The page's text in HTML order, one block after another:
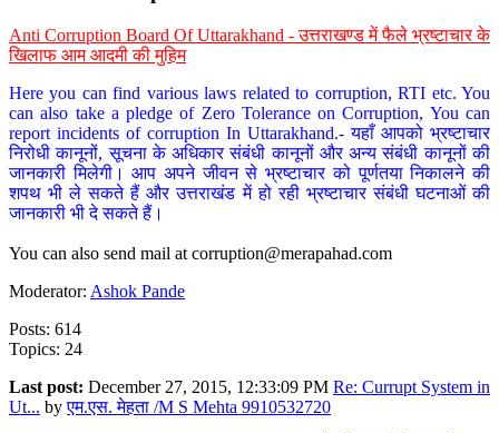
Anti Corruption Board Of Uttarakhand - उत्तराखण्ड में फैले भ्रष्टाचार के
खिलाफ आम आदमी की मुहिम
Here you can find various laws related to corruption, RTI etc. You
can also take a pledge of Zero Tolerance on Corruption, You can
report incidents of corruption In Uttarakhand.- यहाँ आपको भ्रष्टाचार
निरोधी कानूनों, सूचना के अधिकार संबंधी कानूनों और अन्य संबंधी कानूनों की
जानकारी मिलेगी। आप अपने जीवन से भ्रष्टाचार को पूर्णतया निकालने की
शपथ भी ले सकते हैं और उत्तराखंड में हो रही भ्रष्टाचार संबंधी घटनाओं की
जानकारी भी दे सकते हैं।
You can also send mail at corruption@merapahad.com
Moderator: Ashok Pande
Posts: 614
Topics: 24
Last post: December 27, 2015, 12:33:09 PM Re: Currupt System in
Ut... byएम.एस. मेहता /M S Mehta 9910532720